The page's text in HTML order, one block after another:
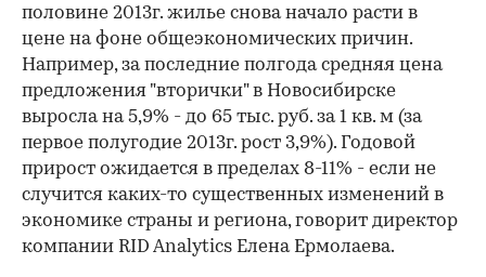
половине 2013г. жилье снова начало расти в
цене на фоне общеэкономических причин.
Например, за последние полгода средняя цена
предложения "вторички" в Новосибирске
выросла на 5,9% - до 65 тыс. руб. за 1 кв. м (за
первое полугодие 2013г. рост 3,9%). Годовой
прирост ожидается в пределах 8-11% - если не
случится каких-то существенных изменений в
экономике страны и региона, говорит директор
компании RID Analytics Елена Ермолаева.